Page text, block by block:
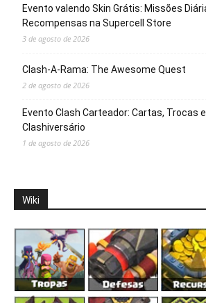
Evento valendo Skin Grátis: Missões
Recompensas na Supercell Store
3 de agosto de 2026
Clash-A-Rama: The Awesome Quest
2 de agosto de 2026
Evento Clash Carteador: Cartas, Trocas
Clashiversário
1 de agosto de 2026
Wiki